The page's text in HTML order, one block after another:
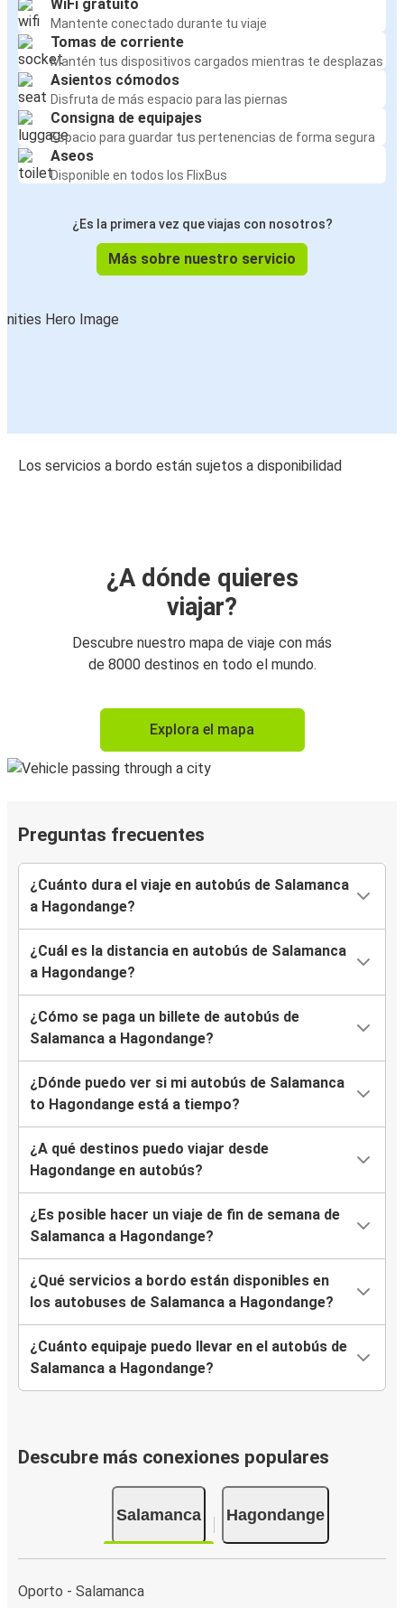
WiFi gratuito
Mantente conectado durante tu viaje
Tomas de corriente
Mantén tus dispositivos cargados mientras te desplazas
Asientos cómodos
Disfruta de más espacio para las piernas
Consigna de equipajes
Espacio para guardar tus pertenencias de forma segura
Aseos
Disponible en todos los FlixBus
¿Es la primera vez que viajas con nosotros?
Más sobre nuestro servicio
Los servicios a bordo están sujetos a disponibilidad
¿A dónde quieres
viajar?
Descubre nuestro mapa de viaje con más
de 8000 destinos en todo el mundo.
Explora el mapa
Preguntas frecuentes
¿Cuánto dura el viaje en autobús de Salamanca
a Hagondange?
¿Cuál es la distancia en autobús de Salamanca
a Hagondange?
¿Cómo se paga un billete de autobús de
Salamanca a Hagondange?
¿Dónde puedo ver si mi autobús de Salamanca
to Hagondange está a tiempo?
¿A qué destinos puedo viajar desde
Hagondange en autobús?
¿Es posible hacer un viaje de fin de semana de
Salamanca a Hagondange?
¿Qué servicios a bordo están disponibles en
los autobuses de Salamanca a Hagondange?
¿Cuánto equipaje puedo llevar en el autobús de
Salamanca a Hagondange?
Descubre más conexiones populares
Salamanca Hagondange
Oporto - Salamanca